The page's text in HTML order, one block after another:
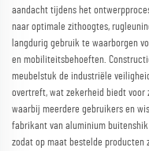
aandacht tijdens het
naar optimale zithoogtes,
langdurig gebruik te waarborgen
en mobiliteitsbehoeften.
meubelstuk de industriële
overtreft, wat zekerheid biedt
waarbij meerdere gebruikers en
fabrikant van aluminium
zodat op maat bestelde producten